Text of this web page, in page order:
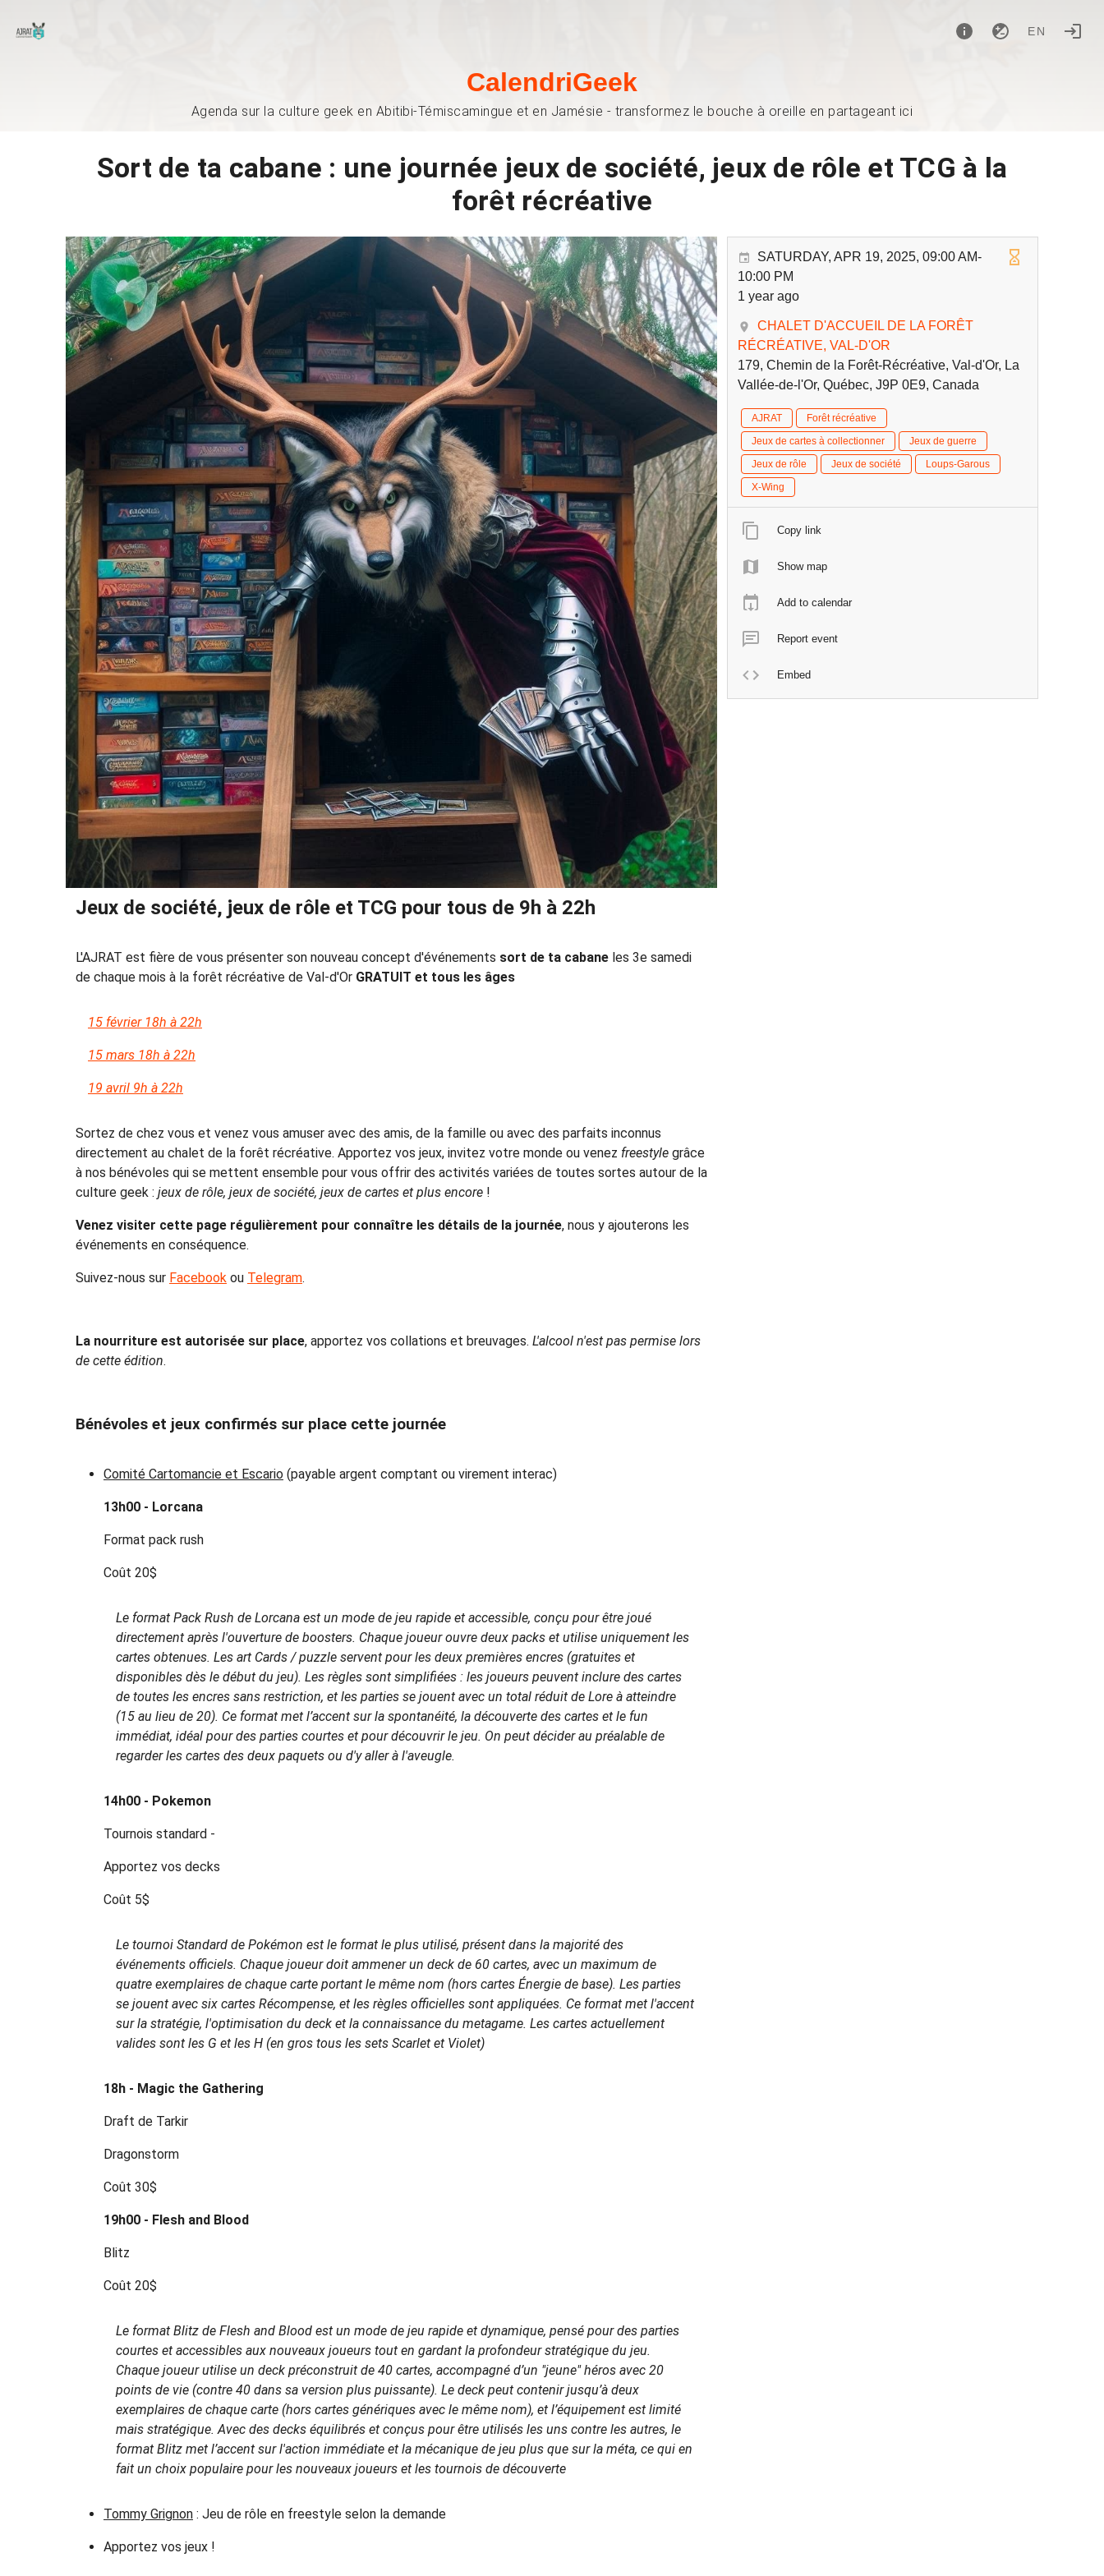
EN
CalendriGeek
Agenda sur la culture geek en Abitibi-Témiscamingue et en Jamésie - transformez le bouche à oreille en partageant ici
Sort de ta cabane : une journée jeux de société, jeux de rôle et TCG à la
forêt récréative
Jeux de société, jeux de rôle et TCG pour tous de 9h à 22h
L'AJRAT est fière de vous présenter son nouveau concept d'événements sort de ta cabane les 3e samedi
de chaque mois à la forêt récréative de Val-d'Or GRATUIT et tous les âges
15 février 18h à 22h
15 mars 18h à 22h
19 avril 9h à 22h
Sortez de chez vous et venez vous amuser avec des amis, de la famille ou avec des parfaits inconnus
directement au chalet de la forêt récréative. Apportez vos jeux, invitez votre monde ou venez freestyle grâce
à nos bénévoles qui se mettent ensemble pour vous offrir des activités variées de toutes sortes autour de la
culture geek : jeux de rôle, jeux de société, jeux de cartes et plus encore !
Venez visiter cette page régulièrement pour connaître les détails de la journée, nous y ajouterons les
événements en conséquence.
Suivez-nous sur Facebook ou Telegram.
La nourriture est autorisée sur place, apportez vos collations et breuvages. L'alcool n'est pas permise lors
de cette édition.
Bénévoles et jeux confirmés sur place cette journée
Comité Cartomancie et Escario (payable argent comptant ou virement interac)
13h00 - Lorcana
Format pack rush
Coût 20$
Le format Pack Rush de Lorcana est un mode de jeu rapide et accessible, conçu pour être joué
directement après l'ouverture de boosters. Chaque joueur ouvre deux packs et utilise uniquement les
cartes obtenues. Les art Cards / puzzle servent pour les deux premières encres (gratuites et
disponibles dès le début du jeu). Les règles sont simplifiées : les joueurs peuvent inclure des cartes
de toutes les encres sans restriction, et les parties se jouent avec un total réduit de Lore à atteindre
(15 au lieu de 20). Ce format met l’accent sur la spontanéité, la découverte des cartes et le fun
immédiat, idéal pour des parties courtes et pour découvrir le jeu. On peut décider au préalable de
regarder les cartes des deux paquets ou d'y aller à l'aveugle.
14h00 - Pokemon
Tournois standard -
Apportez vos decks
Coût 5$
Le tournoi Standard de Pokémon est le format le plus utilisé, présent dans la majorité des
événements officiels. Chaque joueur doit ammener un deck de 60 cartes, avec un maximum de
quatre exemplaires de chaque carte portant le même nom (hors cartes Énergie de base). Les parties
se jouent avec six cartes Récompense, et les règles officielles sont appliquées. Ce format met l'accent
sur la stratégie, l'optimisation du deck et la connaissance du metagame. Les cartes actuellement
valides sont les G et les H (en gros tous les sets Scarlet et Violet)
18h - Magic the Gathering
Draft de Tarkir
Dragonstorm
Coût 30$
19h00 - Flesh and Blood
Blitz
Coût 20$
Le format Blitz de Flesh and Blood est un mode de jeu rapide et dynamique, pensé pour des parties
courtes et accessibles aux nouveaux joueurs tout en gardant la profondeur stratégique du jeu.
Chaque joueur utilise un deck préconstruit de 40 cartes, accompagné d’un "jeune" héros avec 20
points de vie (contre 40 dans sa version plus puissante). Le deck peut contenir jusqu’à deux
exemplaires de chaque carte (hors cartes génériques avec le même nom), et l’équipement est limité
mais stratégique. Avec des decks équilibrés et conçus pour être utilisés les uns contre les autres, le
format Blitz met l’accent sur l'action immédiate et la mécanique de jeu plus que sur la méta, ce qui en
fait un choix populaire pour les nouveaux joueurs et les tournois de découverte
Tommy Grignon : Jeu de rôle en freestyle selon la demande
Apportez vos jeux !
SATURDAY, APR 19, 2025, 09:00 AM-
10:00 PM
1 year ago
CHALET D'ACCUEIL DE LA FORÊT
RÉCRÉATIVE, VAL-D'OR
179, Chemin de la Forêt-Récréative, Val-d'Or, La
Vallée-de-l'Or, Québec, J9P 0E9, Canada
AJRAT
Forêt récréative
Jeux de cartes à collectionner
Jeux de guerre
Jeux de rôle
Jeux de société
Loups-Garous
X-Wing
Copy link
Show map
Add to calendar
Report event
Embed